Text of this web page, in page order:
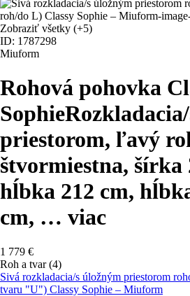
Zobraziť všetky (+5)
ID: 1787298
Miuform
Rohová pohovka
Sophie
priestorom, ľavý
štvormiestna, šírka
hĺbka 212 cm,
cm, … viac
1 779 €
Roh a tvar (4)
Sivá rozkladacia/s úložným priestorom
tvaru "U") Classy Sophie – Miuform